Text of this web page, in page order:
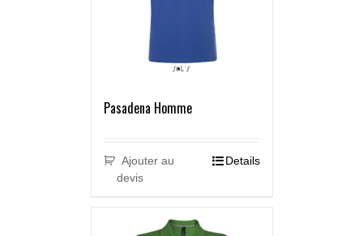
Pasadena Homme
Ajouter au
devis
Details